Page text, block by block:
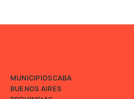
MUNICIPIOSCABA
BUENOS AIRES